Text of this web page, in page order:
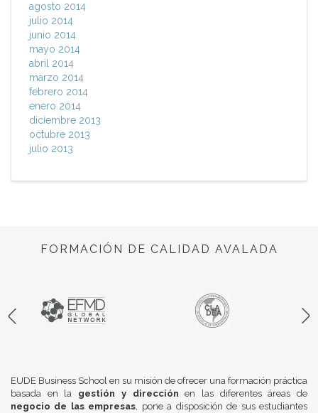
agosto 2014
julio 2014
junio 2014
mayo 2014
abril 2014
marzo 2014
febrero 2014
enero 2014
diciembre 2013
octubre 2013
julio 2013
FORMACIÓN DE CALIDAD AVALADA
EUDE Business School en su misión de ofrecer una formación práctica
basada en la gestión y dirección en las diferentes áreas de
negocio de las empresas, pone a disposición de sus estudiantes